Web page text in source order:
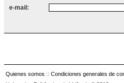
e-mail:
Quienes somos :: Condiciones generales de